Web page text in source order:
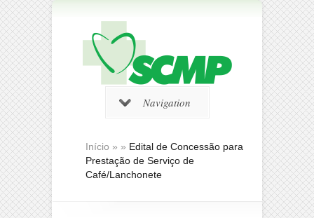
Navigation
Início » » Edital de Concessão para
Prestação de Serviço de
Café/Lanchonete